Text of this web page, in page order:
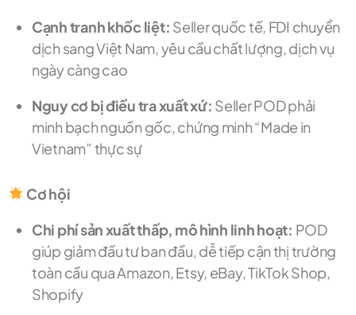
Cạnh tranh khốc liệt: Seller quốc tế, FDI chuyển
dịch sang Việt Nam, yêu cầu chất lượng, dịch vụ
ngày càng cao
Nguy cơ bị điều tra xuất xứ: Seller POD phải
minh bạch nguồn gốc, chứng minh “Made in
Vietnam” thực sự
Cơ hội
Chi phí sản xuất thấp, mô hình linh hoạt: POD
giúp giảm đầu tư ban đầu, dễ tiếp cận thị trường
toàn cầu qua Amazon, Etsy, eBay, TikTok Shop,
Shopify